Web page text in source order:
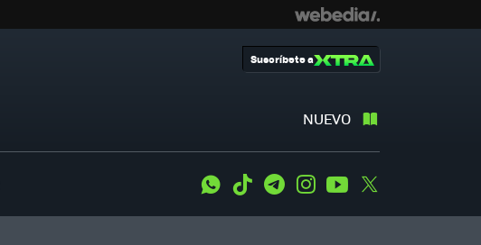
NUEVO
Suscríbete a
WhatsApp
Tiktok TelegramInstagramYoutube